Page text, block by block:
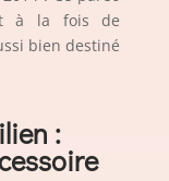
à la fois de
bien destiné
: